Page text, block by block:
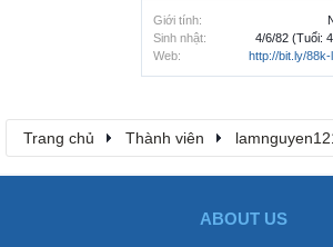
Giới tính:
Sinh nhật:
4/6/82 (Tuổi:
Web:
http://bit.ly/88k-
Trang chủ Thành viên
ABOUT US